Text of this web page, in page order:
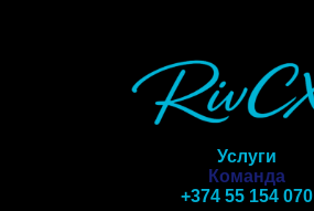
Услуги
Команда
+374 55 154 070